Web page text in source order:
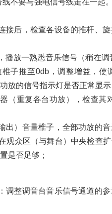
不要与强电信号线走在一起。
接后，检查各设备的推杆、
播放一熟悉音乐信号（稍在
子推至0db，调整增益，
放的信号指示灯是否正常显示
（重复各台功放），检查
出）音量椎子，全部功放的
观众区（与舞台）中央检查
是否足够；
调整调音台音乐信号通道的